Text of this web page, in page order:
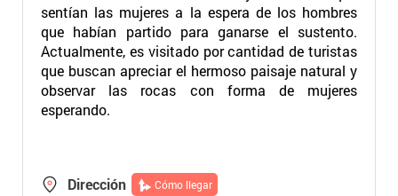
sentían las mujeres a la espera de los hombres
que habían partido para ganarse el sustento.
Actualmente, es visitado por cantidad de turistas
que buscan apreciar el hermoso paisaje natural y
observar las rocas con forma de mujeres
esperando.
Dirección Cómo llegar